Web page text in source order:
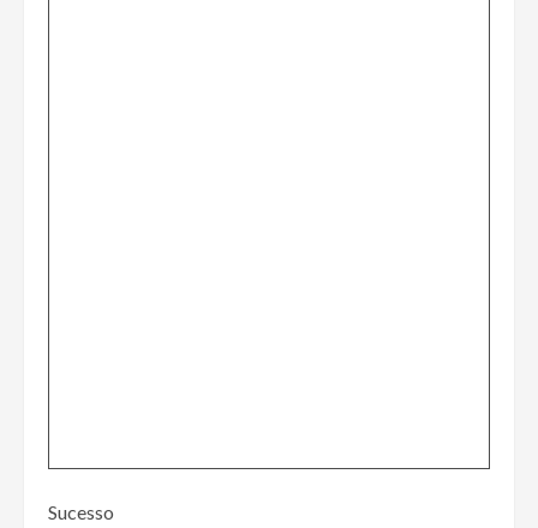
Sucesso